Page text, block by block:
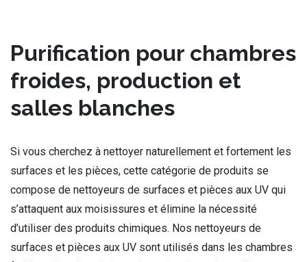
Purification pour chambres
froides, production et
salles blanches
Si vous cherchez à nettoyer naturellement et fortement les
surfaces et les pièces, cette catégorie de produits se
compose de nettoyeurs de surfaces et pièces aux UV qui
s’attaquent aux moisissures et élimine la nécessité
d’utiliser des produits chimiques. Nos nettoyeurs de
surfaces et pièces aux UV sont utilisés dans les chambres